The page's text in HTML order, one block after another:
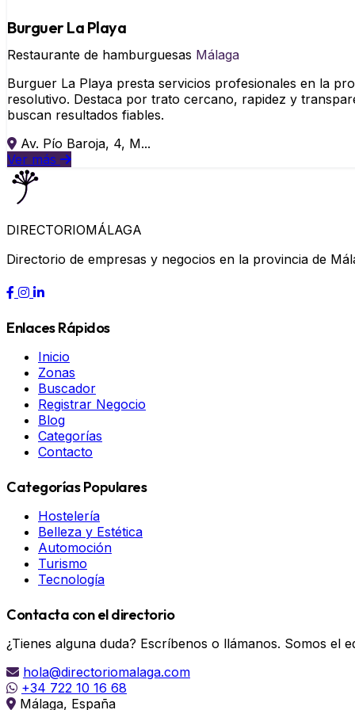
Burguer La Playa
Restaurante de hamburguesas Málaga
Burguer La Playa presta servicios profesionales en la
resolutivo. Destaca por trato cercano, rapidez y
buscan resultados fiables.
Av. Pío Baroja, 4, M...
Ver más
DIRECTORIOMÁLAGA
Directorio de empresas y negocios en la provincia de
Enlaces Rápidos
Inicio
Zonas
Buscador
Registrar Negocio
Blog
Categorías
Contacto
Categorías Populares
Hostelería
Belleza y Estética
Automoción
Turismo
Tecnología
Contacta con el directorio
¿Tienes alguna duda? Escríbenos o llámanos. Somos el
hola@directoriomalaga.com
+34 722 10 16 68
Málaga, España